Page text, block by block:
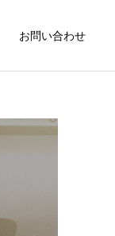
お問い合わせ